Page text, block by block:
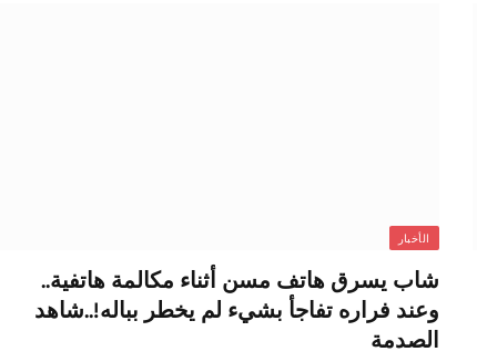
الأخبار
شاب يسرق هاتف مسن أثناء مكالمة هاتفية..
وعند فراره تفاجأ بشيء لم يخطر بباله!..شاهد
الصدمة